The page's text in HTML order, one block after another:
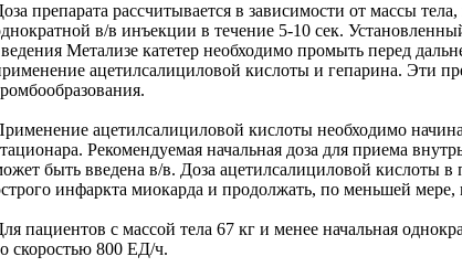
препарата рассчитывается в зависимости от массы
в/в инъекции в течение 5-10 сек.
Метализе катетер необходимо промыть перед
ацетилсалициловой кислоты и гепарина. Эти
ацетилсалициловой кислоты необходимо
Рекомендуемая начальная доза для приема
быть введена в/в. Доза ацетилсалициловой кислоты
инфаркта миокарда и продолжать, по меньшей мере,
пациентов с массой тела 67 кг и менее начальная
скоростью 800 ЕД/ч.